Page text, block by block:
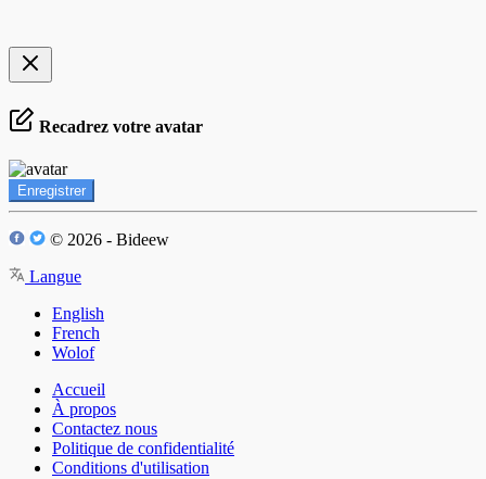
Recadrez votre avatar
Enregistrer
© 2026 - Bideew
Langue
English
French
Wolof
Accueil
À propos
Contactez nous
Politique de confidentialité
Conditions d'utilisation